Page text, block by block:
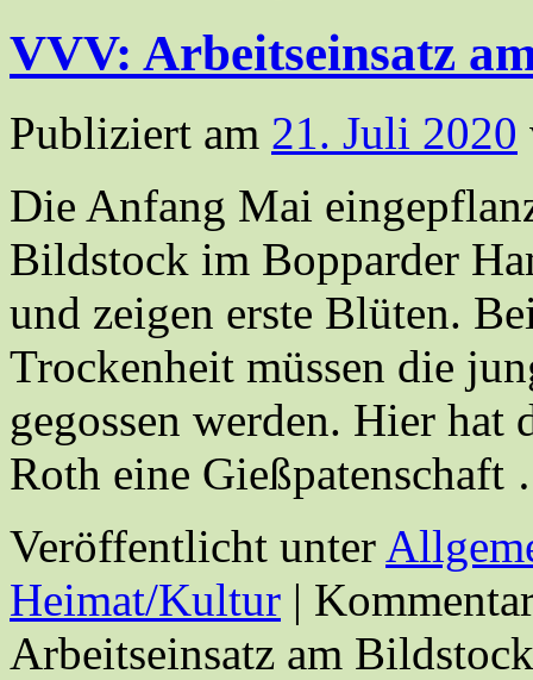
VVV: Arbeitseinsatz
Publiziert am 21. Juli 2020
Die Anfang Mai
Bildstock im Bopparder
und zeigen erste Blüten.
Trockenheit müssen die
gegossen werden. Hier hat
Roth eine
Veröffentlicht unter
Heimat/Kultur |
Arbeitseinsatz am